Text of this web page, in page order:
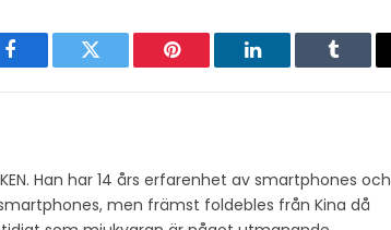
Facebook Twitter Pinterest LinkedIn Tumblr
Han har 14 års erfarenhet av smartphones och
men främst foldebles från Kina då